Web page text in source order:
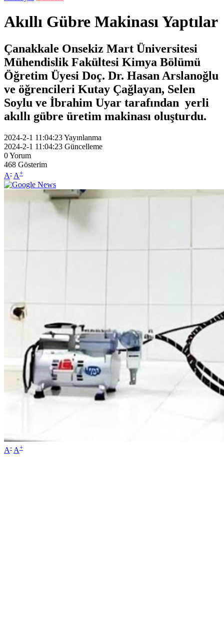
Akıllı Gübre Makinası Yaptılar
Çanakkale Onsekiz Mart Üniversitesi
Mühendislik Fakültesi Kimya Bölümü
Öğretim Üyesi Doç. Dr. Hasan Arslanoğlu
ve öğrencileri Kutay Çağlayan, Selen
Soylu ve İbrahim Uyar tarafından yerli
akıllı gübre üretim makinası oluşturdu.
2024-2-1 11:04:23Yayınlanma
2024-2-1 11:04:23 Güncelleme
0Yorum
468 Gösterim
A- A+
A- A+